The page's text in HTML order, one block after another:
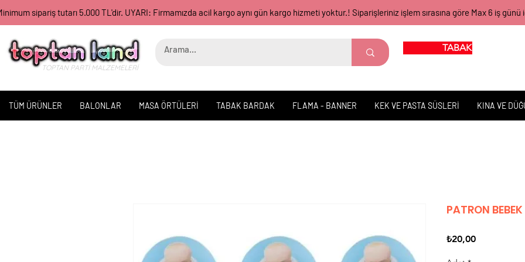
sipariş tutarı 5.000 TL'dir. UYARI: Firmamızda acil kargo aynı gün kargo hizmeti yoktur.! Siparişleriniz işlem sırasına göre Max 6 iş
TOPTAN PARTİ MALZEMELERİ
TABAK BARDAK
TÜM ÜRÜNLER BALONLAR MASA ÖRTÜLERİ TABAK BARDAK FLAMA - BANNER KEK VE PASTA SÜSLERİ KINA VE
PATRON
₺20,00Fiyat